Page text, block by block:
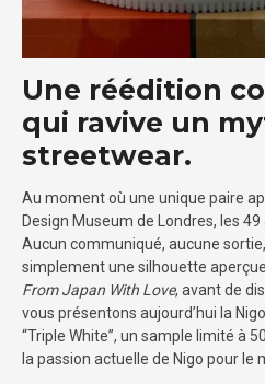
Une réédition
qui ravive un
streetwear.
Au moment où une unique paire
Design Museum de Londres, les
Aucun communiqué, aucune
simplement une silhouette
From Japan With Love, avant de
vous présentons aujourd’hui la
“Triple White”, un sample limité à
la passion actuelle de Nigo pour le